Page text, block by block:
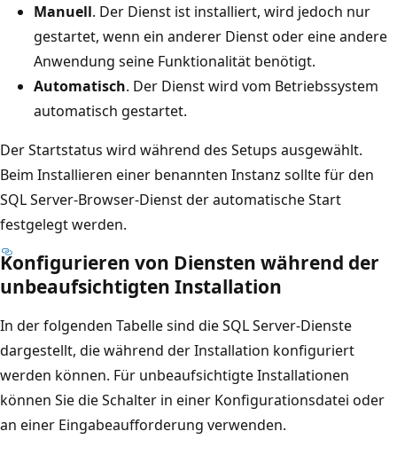
Manuell. Der Dienst ist installiert, wird jedoch nur
gestartet, wenn ein anderer Dienst oder eine andere
Anwendung seine Funktionalität benötigt.
Automatisch. Der Dienst wird vom Betriebssystem
automatisch gestartet.
Der Startstatus wird während des Setups ausgewählt.
Beim Installieren einer benannten Instanz sollte für den
SQL Server-Browser-Dienst der automatische Start
festgelegt werden.
Konfigurieren von Diensten während der
unbeaufsichtigten Installation
In der folgenden Tabelle sind die SQL Server-Dienste
dargestellt, die während der Installation konfiguriert
werden können. Für unbeaufsichtigte Installationen
können Sie die Schalter in einer Konfigurationsdatei oder
an einer Eingabeaufforderung verwenden.